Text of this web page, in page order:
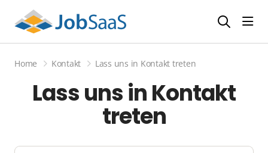
Home Kontakt Lass uns in Kontakt treten
Lass uns in Kontakt
treten